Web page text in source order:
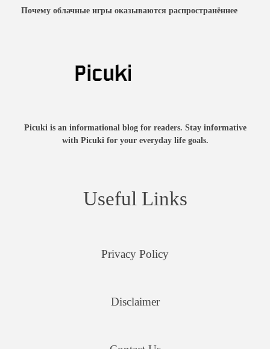
Почему облачные игры оказываются распространённее
Picuki is an informational blog for readers. Stay informative
with Picuki for your everyday life goals.
Useful Links
Privacy Policy
Disclaimer